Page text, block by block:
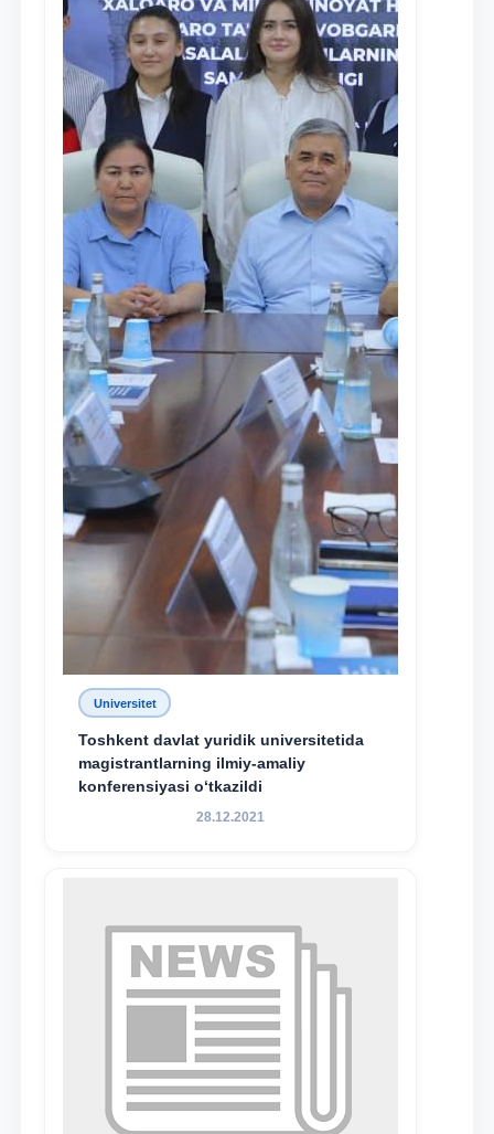
Universitet
Toshkent davlat yuridik universitetida
magistrantlarning ilmiy-amaliy
konferensiyasi o‘tkazildi
28.12.2021